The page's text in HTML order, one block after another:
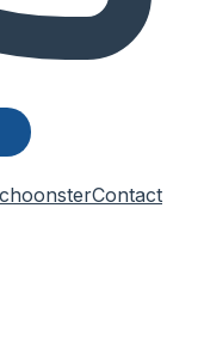
Contact